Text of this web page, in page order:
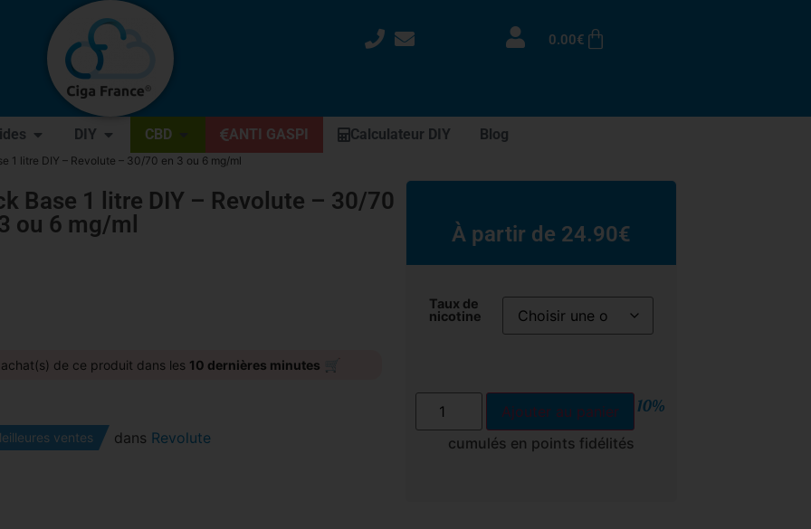
0.00€
DIY CBD ANTI GASPI Calculateur DIY Blog
1 litre DIY – Revolute – 30/70 en 3 ou 6 mg/ml
Base 1 litre DIY – Revolute – 30/70
ou 6 mg/ml
achat(s) de ce produit dans les 10 dernières minutes 🛒
ventes dans Revolute
À partir de 24.90€
Taux de
nicotine
Ajouter au panier 10%
cumulés en points fidélités